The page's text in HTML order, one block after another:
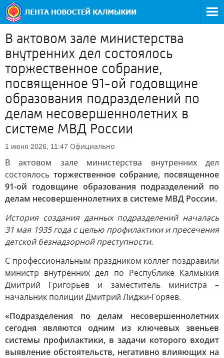
В актовом зале министерства
внутренних дел состоялось
торжественное собрание,
посвященное 91-ой годовщине
образования подразделений по
делам несовершеннолетних в
системе МВД России
1 июня 2026, 11:47 Официально
В актовом зале министерства внутренних дел
состоялось торжественное собрание, посвященное
91-ой годовщине образования подразделений по
делам несовершеннолетних в системе МВД России.
История создания данных подразделений началась
31 мая 1935 года с целью профилактики и пресечения
детской безнадзорной преступности.
С профессиональным праздником коллег поздравили
министр внутренних дел по Республике Калмыкия
Дмитрий Григорьев и заместитель министра –
начальник полиции Дмитрий Лиджи-Горяев.
«Подразделения по делам несовершеннолетних
сегодня являются одним из ключевых звеньев
системы профилактики, в задачи которого входит
выявление обстоятельств, негативно влияющих на